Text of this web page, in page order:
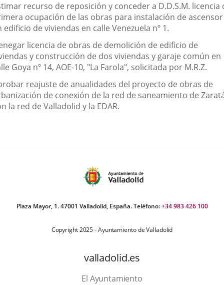
recurso de reposición y conceder a D.D.S.M. licencia
ocupación de las obras para instalación de ascensor
edificio de viviendas en calle Venezuela nº 1.
licencia de obras de demolición de edificio de
y construcción de dos viviendas y garaje común en
Goya nº 14, AOE-10, "La Farola", solicitada por M.R.Z.
reajuste de anualidades del proyecto de obras de
de conexión de la red de saneamiento de
la red de Valladolid y la EDAR.
Plaza Mayor, 1. 47001 Valladolid, España. Teléfono:+34 983 426 100
Copyright 2025 - Ayuntamiento de Valladolid
valladolid.es
El Ayuntamiento